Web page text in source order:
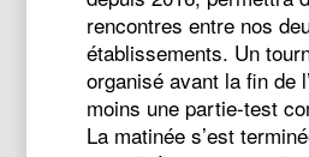
rencontres entre nos
établissements. Un
organisé avant la fin de
moins une partie-test
La matinée s’est